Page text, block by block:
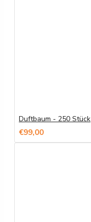
Duftbaum - 250 Stück
€99,00